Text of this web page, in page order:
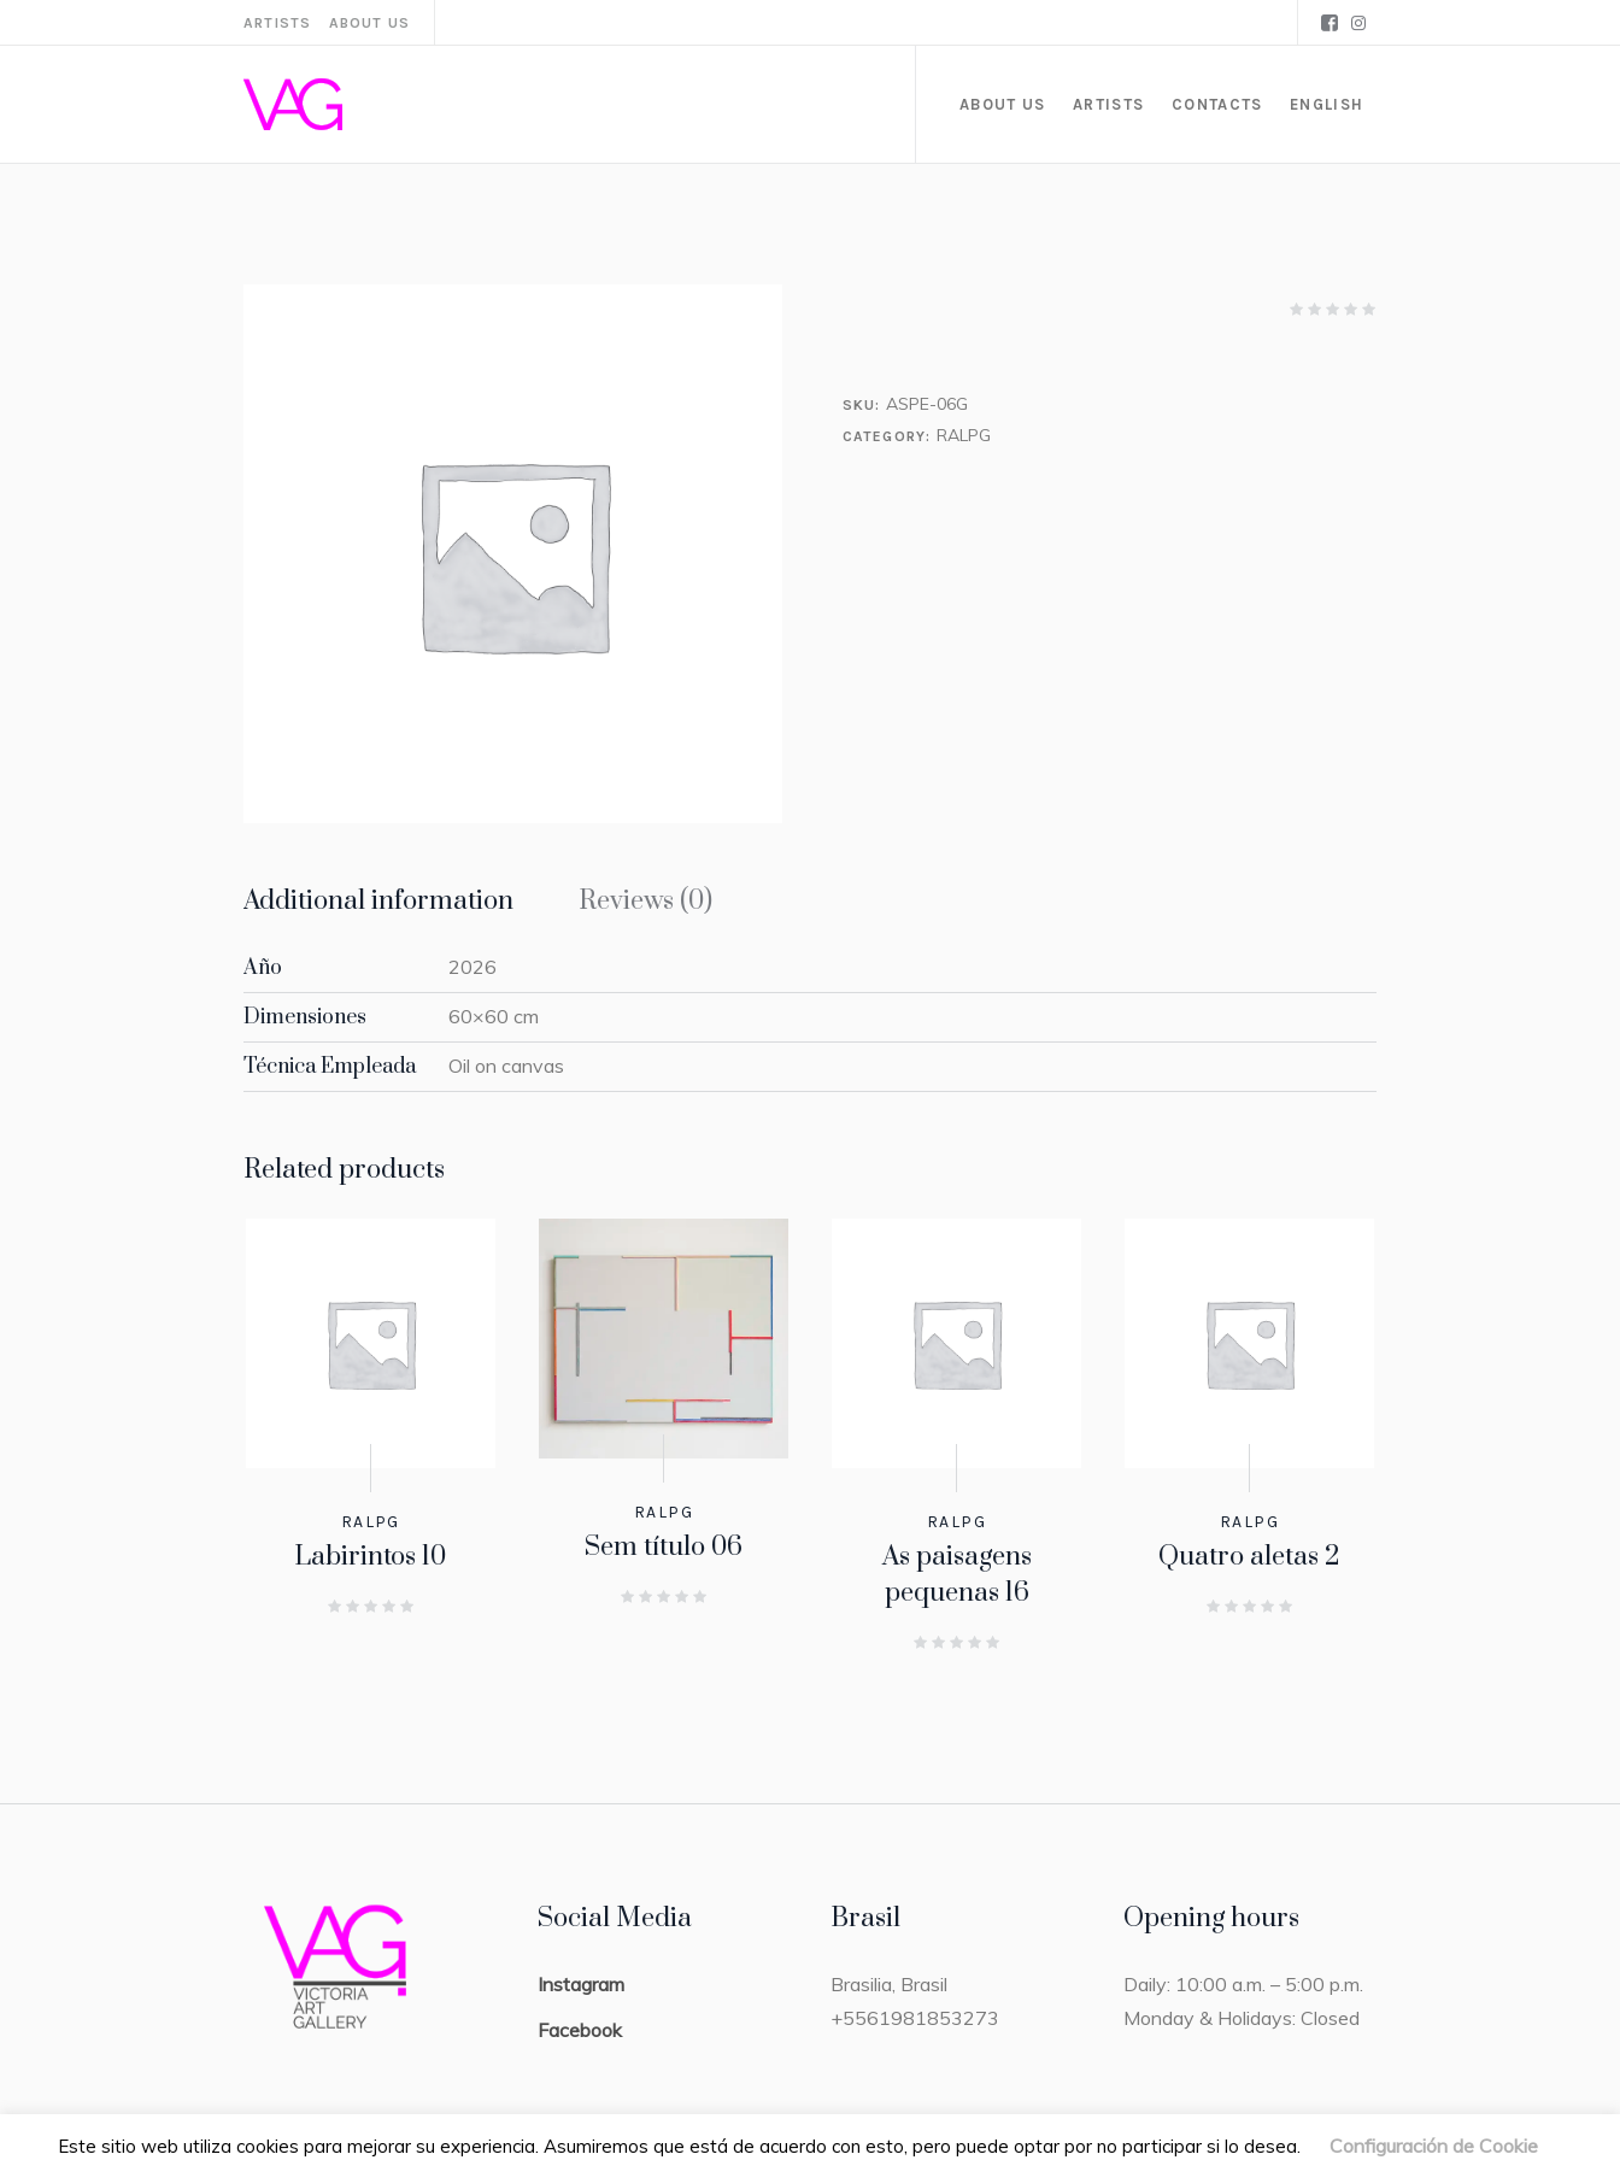
ARTISTS ABOUT US
ABOUT US ARTISTS CONTACTS ENGLISH
SKU: ASPE-06G
CATEGORY: RALPG
Additional information Reviews (0)
Año 2026
Dimensiones 60×60 cm
Técnica Empleada Oil on canvas
Related products
RALPG
Labirintos 10
RALPG
Sem título 06
RALPG
As paisagens
pequenas 16
RALPG
Quatro aletas 2
Social Media
Instagram
Facebook
Brasil
Brasilia, Brasil
+5561981853273
Opening hours
Daily: 10:00 a.m. – 5:00 p.m.
Monday & Holidays: Closed
Este sitio web utiliza cookies para mejorar su experiencia. Asumiremos que está de acuerdo con esto, pero puede optar por no participar si lo desea. Configuración de Cookie